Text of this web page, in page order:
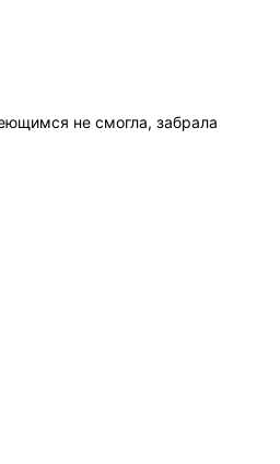
не смогла, забрала